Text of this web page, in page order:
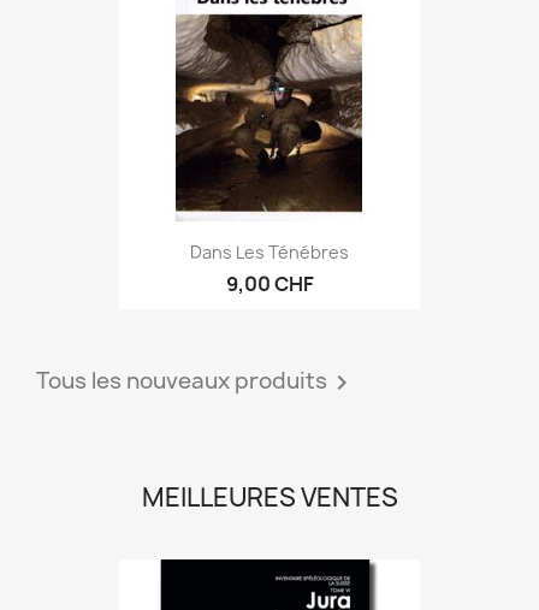
Dans Les Ténébres
9,00 CHF
Tous les nouveaux produits 
MEILLEURES VENTES